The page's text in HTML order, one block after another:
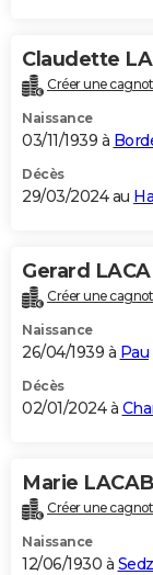
Claudette
Créer une
Naissance
03/11/1939 à
Décès
29/03/2024 au
Gerard
Créer une
Naissance
26/04/1939 à Pau
Décès
02/01/2024 à
Marie
Créer une
Naissance
12/06/1930 à